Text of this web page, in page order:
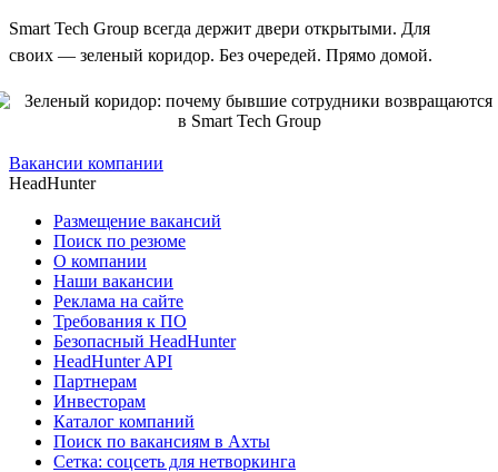
Smart Tech Group всегда держит двери открытыми. Для
своих — зеленый коридор. Без очередей. Прямо домой.
Вакансии компании
HeadHunter
Размещение вакансий
Поиск по резюме
О компании
Наши вакансии
Реклама на сайте
Требования к ПО
Безопасный HeadHunter
HeadHunter API
Партнерам
Инвесторам
Каталог компаний
Поиск по вакансиям в Ахты
Сетка: соцсеть для нетворкинга